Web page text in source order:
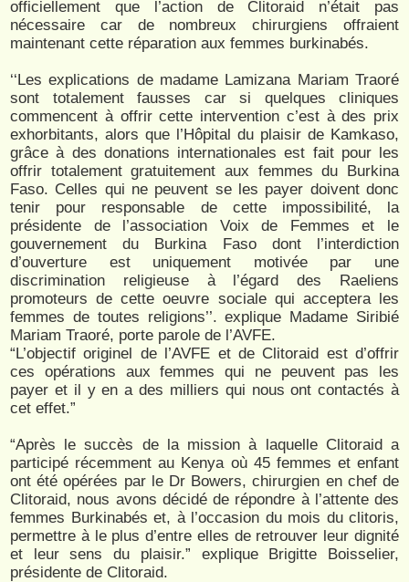
officiellement que l’action de Clitoraid n’était pas
nécessaire car de nombreux chirurgiens offraient
maintenant cette réparation aux femmes burkinabés.
‘‘Les explications de madame Lamizana Mariam Traoré
sont totalement fausses car si quelques cliniques
commencent à offrir cette intervention c’est à des prix
exhorbitants, alors que l’Hôpital du plaisir de Kamkaso,
grâce à des donations internationales est fait pour les
offrir totalement gratuitement aux femmes du Burkina
Faso. Celles qui ne peuvent se les payer doivent donc
tenir pour responsable de cette impossibilité, la
présidente de l’association Voix de Femmes et le
gouvernement du Burkina Faso dont l’interdiction
d’ouverture est uniquement motivée par une
discrimination religieuse à l’égard des Raeliens
promoteurs de cette oeuvre sociale qui acceptera les
femmes de toutes religions’’. explique Madame Siribié
Mariam Traoré, porte parole de l’AVFE.
“L’objectif originel de l’AVFE et de Clitoraid est d’offrir
ces opérations aux femmes qui ne peuvent pas les
payer et il y en a des milliers qui nous ont contactés à
cet effet.”
“Après le succès de la mission à laquelle Clitoraid a
participé récemment au Kenya où 45 femmes et enfant
ont été opérées par le Dr Bowers, chirurgien en chef de
Clitoraid, nous avons décidé de répondre à l’attente des
femmes Burkinabés et, à l’occasion du mois du clitoris,
permettre à le plus d’entre elles de retrouver leur dignité
et leur sens du plaisir.” explique Brigitte Boisselier,
présidente de Clitoraid.